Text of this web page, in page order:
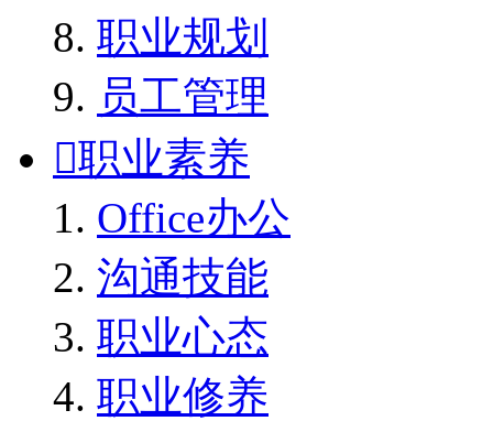
职业规划
员工管理
职业素养
Office办公
沟通技能
职业心态
职业修养